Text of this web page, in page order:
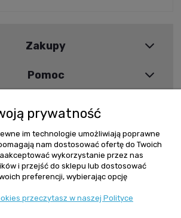
Zakupy
Pomoc
Informacje
Szybki kontakt
+48 602 279 234
prywatność
im technologie umożliwiają poprawne
nam dostosować ofertę do Twoich
wykorzystanie przez nas
i przejść do sklepu lub dostosować
preferencji, wybierając opcję
przeczytasz w naszej Polityce